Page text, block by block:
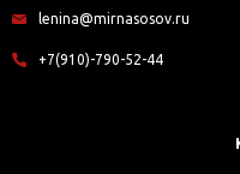
lenina@mirnasosov.ru
+7(910)-790-52-44